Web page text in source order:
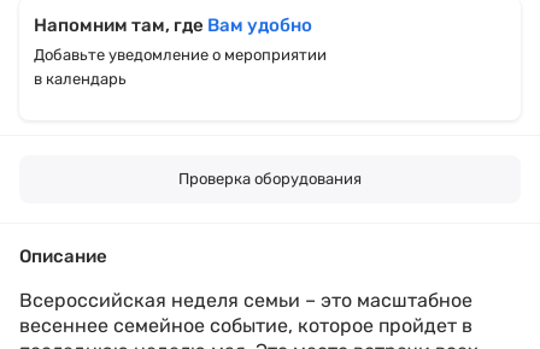
Напомним там, где Вам удобно
Добавьте уведомление о мероприятии
в календарь
Проверка оборудования
Описание
Всероссийская неделя семьи – это масштабное
весеннее семейное событие, которое пройдет в